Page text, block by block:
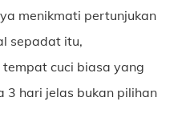
menikmati pertunjukan
sepadat itu,
cuci biasa yang
3 hari jelas bukan pilihan